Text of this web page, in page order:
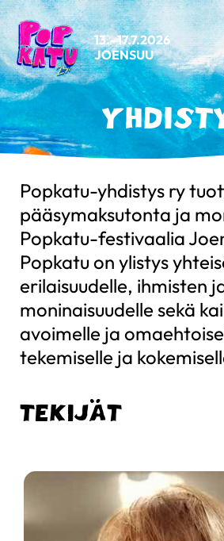
Siirry
sisältöön
13.–17.7.2026
JOENSUU
Popkatu-yhdistys ry
pääsymaksutonta ja
Popkatu-festivaalia
Popkatu on ylistys
erilaisuudelle, ihmisten
moninaisuudelle sekä
avoimelle ja
tekemiselle ja
TEKIJÄT